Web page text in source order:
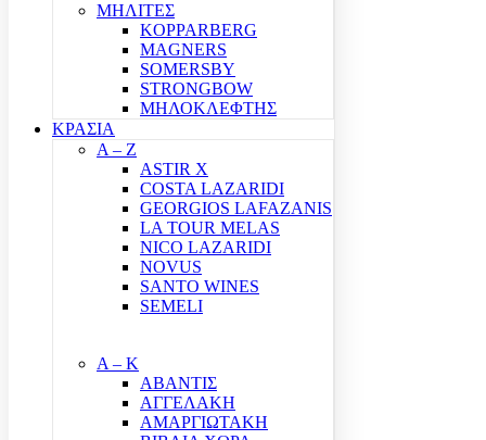
ΜΗΛΙΤΕΣ
KOPPARBERG
MAGNERS
SOMERSBY
STRONGBOW
ΜΗΛΟΚΛΕΦΤΗΣ
ΚΡΑΣΙΑ
A – Z
ASTIR X
COSTA LAZARIDI
GEORGIOS LAFAZANIS
LA TOUR MELAS
NICO LAZARIDI
NOVUS
SANTO WINES
SEMELI
Α – Κ
ΑΒΑΝΤΙΣ
ΑΓΓΕΛΑΚΗ
ΑΜΑΡΓΙΩΤΑΚΗ